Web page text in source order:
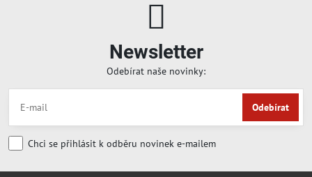
Newsletter
Odebírat naše novinky:
Odebírat
Chci se přihlásit k odběru novinek e-mailem